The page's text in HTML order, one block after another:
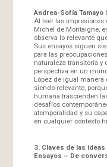
Andrea-Sofía Tamayo
Al leer las impresiones
Michel de Montaigne,
observa lo relevante
Sus ensayos siguen
para las
naturaleza transitoria y
perspectiva en un
López de igual manera
siendo relevante,
humana trascienden
desafíos
atemporalidad y su
en cualquier contexto
3. Claves de las
Ensayos – De